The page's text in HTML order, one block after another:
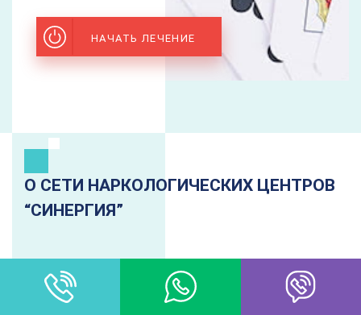
НАЧАТЬ ЛЕЧЕНИЕ
О СЕТИ НАРКОЛОГИЧЕСКИХ ЦЕНТРОВ
“CИНЕРГИЯ”
«Синергия» — это крупнейшая инфраструктура
на территории нескольких стран СНГ и ближнего